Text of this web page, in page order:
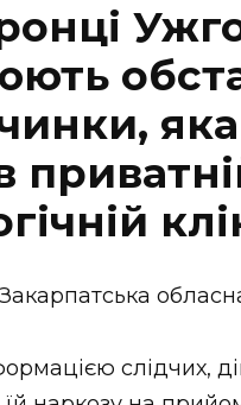
Закарпатська
слідчих,